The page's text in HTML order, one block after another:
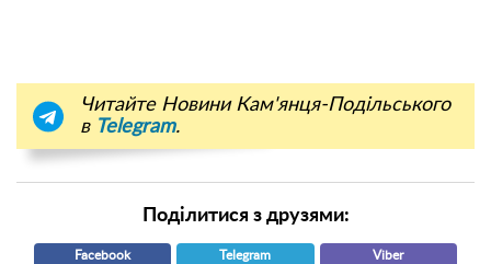
Читайте Новини Кам'янця-Подільського
в Telegram.
Поділитися з друзями:
Facebook Telegram Viber